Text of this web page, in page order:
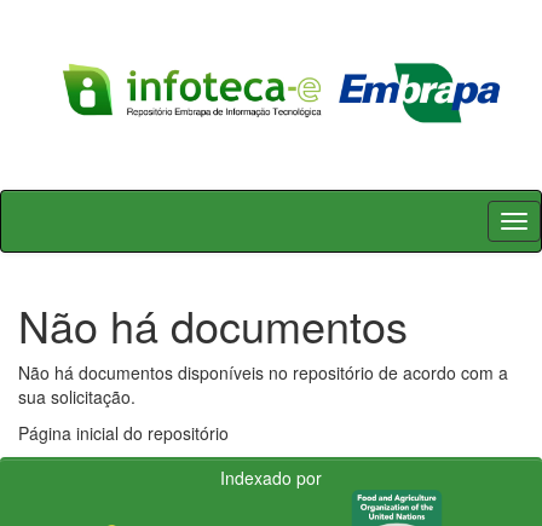
Skip
Não há documentos
Não há documentos disponíveis no repositório de acordo com a
sua solicitação.
Página inicial do repositório
Indexado por